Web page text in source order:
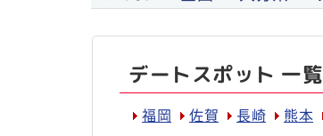
デートスポット 一覧
福岡 佐賀 長崎 熊本